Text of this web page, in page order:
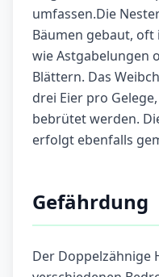
umfassen.Die
Bäumen gebaut, oft
wie Astgabelungen
Blättern. Das
drei Eier pro
bebrütet werden.
erfolgt ebenfalls
Gefährdung
Der Doppelzähnige